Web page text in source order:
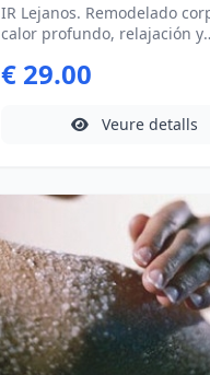
IR Lejanos. Remodelado
calor profundo, relajación y
30 minutos. Incluye material
Posibilidad Bono 5
(Regalo: 5 sesiones Gafas de
Gafas de presoterapia +
corporal drenante) No
los lunes.
€ 29.00
Veure detalls